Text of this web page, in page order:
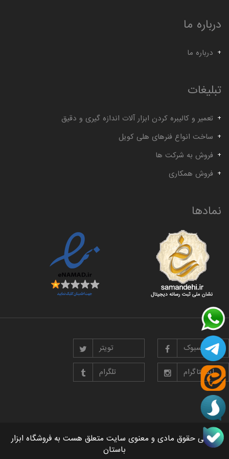
درباره ما
درباره ما
تبلیغات
تعمیر و کالیبره کردن ابزار آلات اندازه گیری و دقیق
ساخت انواع فنرهای هلی کویل
فروش به شرکت ها
فروش همکاری
نمادها
فیسبوک تویتر
اینستاگرام تلگرام
تمامی حقوق مادی و معنوی سایت متعلق هست به فروشگاه ابزار
باستان